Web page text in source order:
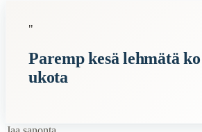
Description:Tämä vanha sananlasku
Semantic Themes
"
Paremp kesä lehmätä
ukota